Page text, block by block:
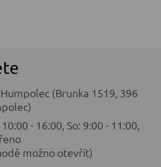
(Brunka 1519, 396
10:00 - 16:00, So: 9:00 - 11:00,
možno otevřít)